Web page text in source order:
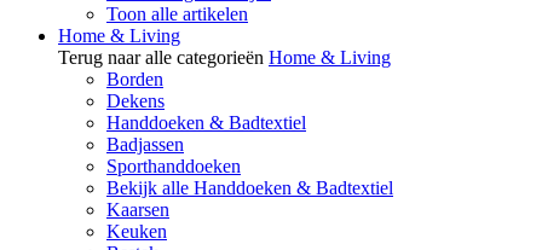
Toon alle artikelen
Home & Living
Terug naar alle categorieën Home & Living
Borden
Dekens
Handdoeken & Badtextiel
Badjassen
Sporthanddoeken
Bekijk alle Handdoeken & Badtextiel
Kaarsen
Keuken